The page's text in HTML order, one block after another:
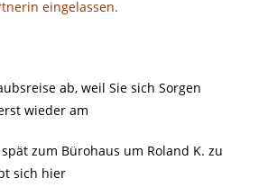
eingelassen.
ab, weil Sie sich Sorgen
wieder am
zum Bürohaus um Roland K. zu
sich hier